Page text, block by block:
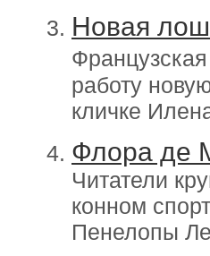
Новая
работу
кличке
Флора де
Читатели
конном
Пенелопы